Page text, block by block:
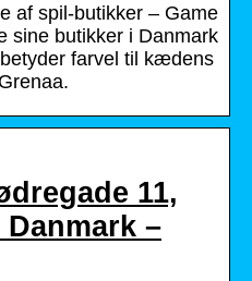
af spil-butikker – Game
sine butikker i Danmark
farvel til kædens
11,
Danmark –